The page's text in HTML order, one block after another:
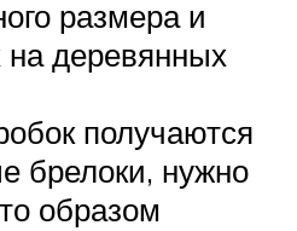
размера и
на деревянных
получаются
брелоки, нужно
образом